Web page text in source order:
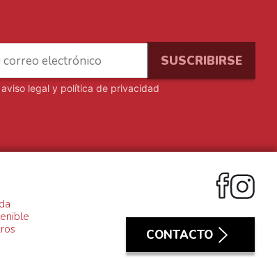
aviso legal y política de privacidad
CONTACTO